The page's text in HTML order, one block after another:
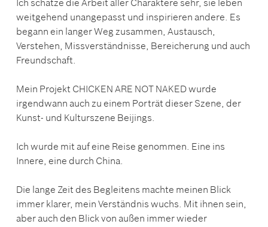
weitgehend unangepasst und inspirieren andere. Es
begann ein langer Weg zusammen, Austausch,
Verstehen, Missverständnisse, Bereicherung und auch
Freundschaft.
Mein Projekt CHICKEN ARE NOT NAKED wurde
irgendwann auch zu einem Porträt dieser Szene, der
Kunst- und Kulturszene Beijings.
Ich wurde mit auf eine Reise genommen. Eine ins
Innere, eine durch China.
Die lange Zeit des Begleitens machte meinen Blick
immer klarer, mein Verständnis wuchs. Mit ihnen sein,
aber auch den Blick von außen immer wieder